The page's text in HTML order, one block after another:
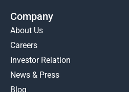
Company
About Us
Careers
Investor Relation
News & Press
Blog